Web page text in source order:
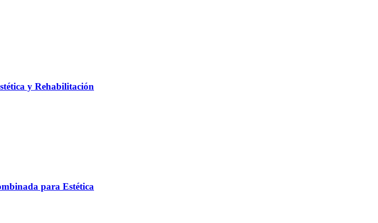
y Rehabilitación
para Estética